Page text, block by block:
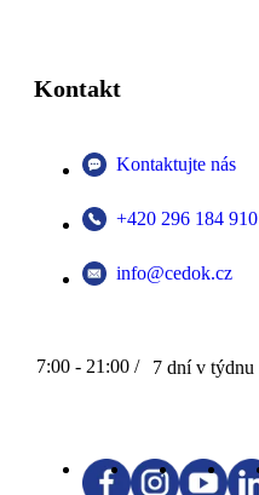
Kontakt
Kontaktujte nás
+420 296 184 910
info@cedok.cz
7:00 - 21:00 / 7 dní v týdnu